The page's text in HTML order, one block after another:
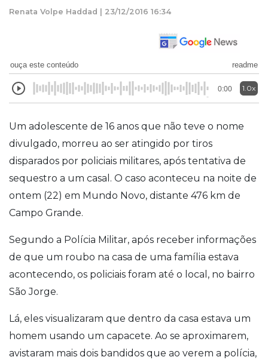
Renata Volpe Haddad | 23/12/2016 16:34
ouça este conteúdo readme
0:00 1.0x
Um adolescente de 16 anos que não teve o nome
divulgado, morreu ao ser atingido por tiros
disparados por policiais militares, após tentativa de
sequestro a um casal. O caso aconteceu na noite de
ontem (22) em Mundo Novo, distante 476 km de
Campo Grande.
Segundo a Polícia Militar, após receber informações
de que um roubo na casa de uma família estava
acontecendo, os policiais foram até o local, no bairro
São Jorge.
Lá, eles visualizaram que dentro da casa estava um
homem usando um capacete. Ao se aproximarem,
avistaram mais dois bandidos que ao verem a polícia,